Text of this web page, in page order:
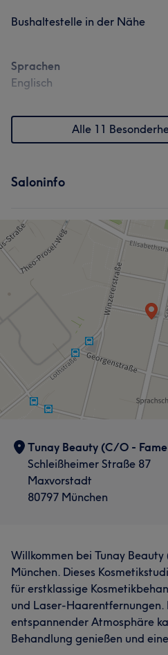
Bushaltestelle in der Nähe
Sprachen
Englisch
Alle 11
Saloninfo
Tunay Beauty (C/O -
Schleißheimer Straße 87
Maxvorstadt
80797 München
Willkommen bei Tunay
München. Dieses
für erstklassige
und Laser-Haarentfernungen.
entspannender Atmosphäre
Behandlung genießen und